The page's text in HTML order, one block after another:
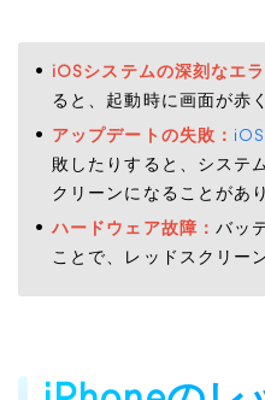
iOSシステムの深刻なエラ
ると、起動時に画面が赤
アップデートの失敗：
敗したりすると、システ
クリーンになることがあ
ハードウェア故障​​​​​​​ ： バッ
ことで、レッドスクリー